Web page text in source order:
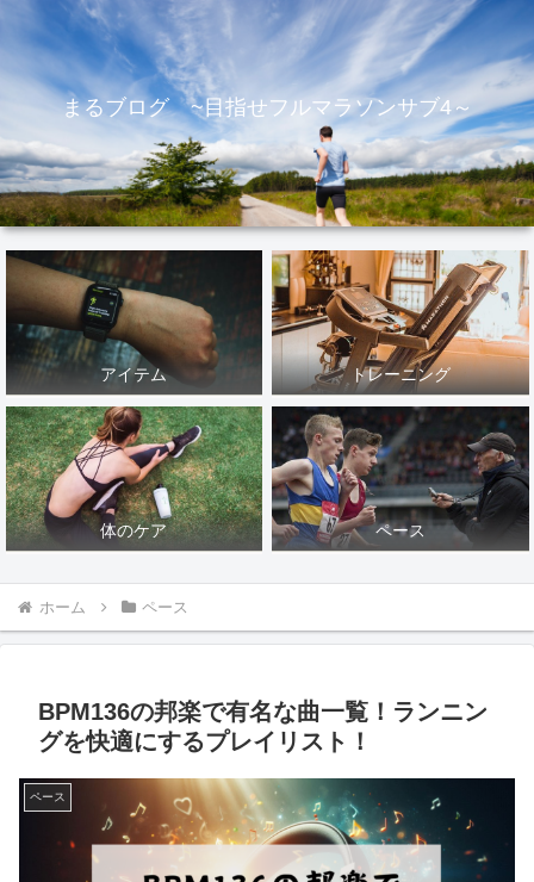
まるブログ ~目指せフルマラソンサブ4～
アイテム トレーニング
体のケア ペース
ホーム ペース
BPM136の邦楽で有名な曲一覧！ランニン
グを快適にするプレイリスト！
ペース